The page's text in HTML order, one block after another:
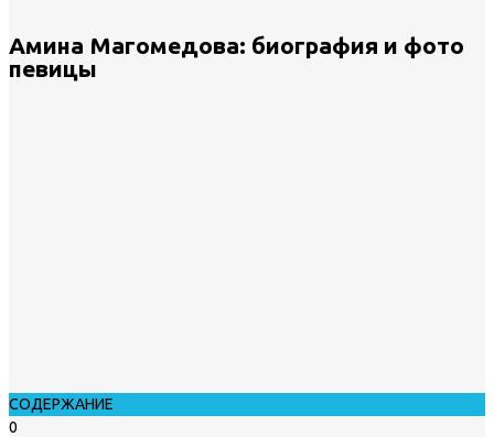
Амина Магомедова: биография и фото
певицы
СОДЕРЖАНИЕ
0